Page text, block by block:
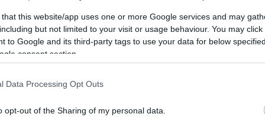
that this website/app uses one or more Google services and may
but not limited to your visit or usage behaviour. You may
to Google and its third-party tags to use your data for below
consent section.
Data Processing Opt Outs
opt-out of the Sharing of my personal data.
σε όλη τη κούρσα και δεν έμειναν σε
εκτός διεκδίκησης μεταλλίου.